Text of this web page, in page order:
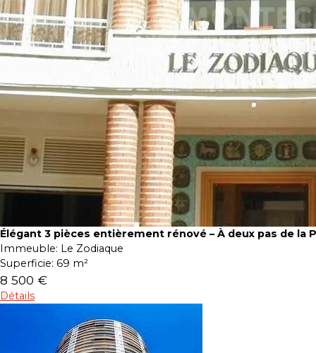
Élégant 3 pièces entièrement rénové – À deux pas de la
Immeuble: Le Zodiaque
Superficie: 69 m²
8 500 €
Détails